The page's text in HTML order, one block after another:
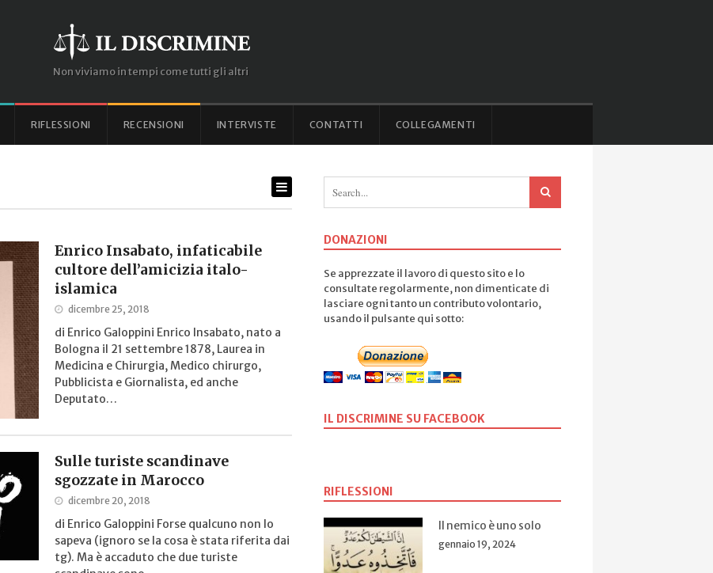
Non viviamo in tempi come tutti gli altri
RIFLESSIONI RECENSIONI INTERVISTE CONTATTI COLLEGAMENTI
Enrico Insabato, infaticabile
cultore dell’amicizia italo-
islamica
dicembre 25, 2018
di Enrico Galoppini Enrico Insabato, nato a
Bologna il 21 settembre 1878, Laurea in
Medicina e Chirurgia, Medico chirurgo,
Pubblicista e Giornalista, ed anche
Deputato…
Sulle turiste scandinave
sgozzate in Marocco
dicembre 20, 2018
di Enrico Galoppini Forse qualcuno non lo
sapeva (ignoro se la cosa è stata riferita dai
tg). Ma è accaduto che due turiste
DONAZIONI
Se apprezzate il lavoro di questo sito e lo
consultate regolarmente, non dimenticate di
lasciare ogni tanto un contributo volontario,
usando il pulsante qui sotto:
IL DISCRIMINE SU FACEBOOK
RIFLESSIONI
Il nemico è uno solo
gennaio 19, 2024